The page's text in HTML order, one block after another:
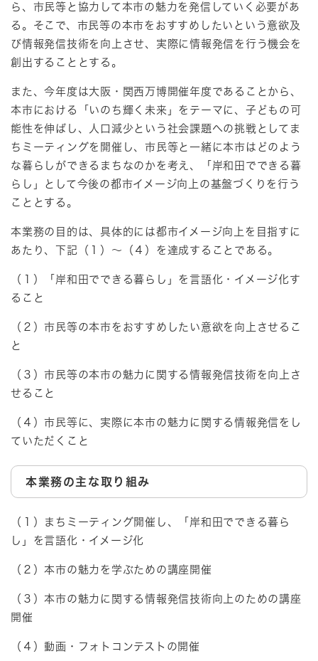
ら、市民等と協力して本市の魅力を発信していく必要があ
る。そこで、市民等の本市をおすすめしたいという意欲及
び情報発信技術を向上させ、実際に情報発信を行う機会を
創出することとする。
また、今年度は大阪・関西万博開催年度であることから、
本市における「いのち輝く未来」をテーマに、子どもの可
能性を伸ばし、人口減少という社会課題への挑戦としてま
ちミーティングを開催し、市民等と一緒に本市はどのよう
な暮らしができるまちなのかを考え、「岸和田でできる暮
らし」として今後の都市イメージ向上の基盤づくりを行う
こととする。
本業務の目的は、具体的には都市イメージ向上を目指すに
あたり、下記（１）～（４）を達成することである。
（１）「岸和田でできる暮らし」を言語化・イメージ化す
ること
（２）市民等の本市をおすすめしたい意欲を向上させるこ
と
（３）市民等の本市の魅力に関する情報発信技術を向上さ
せること
（４）市民等に、実際に本市の魅力に関する情報発信をし
ていただくこと
本業務の主な取り組み
（１）まちミーティング開催し、「岸和田でできる暮ら
し」を言語化・イメージ化
（２）本市の魅力を学ぶための講座開催
（３）本市の魅力に関する情報発信技術向上のための講座
開催
（４）動画・フォトコンテストの開催